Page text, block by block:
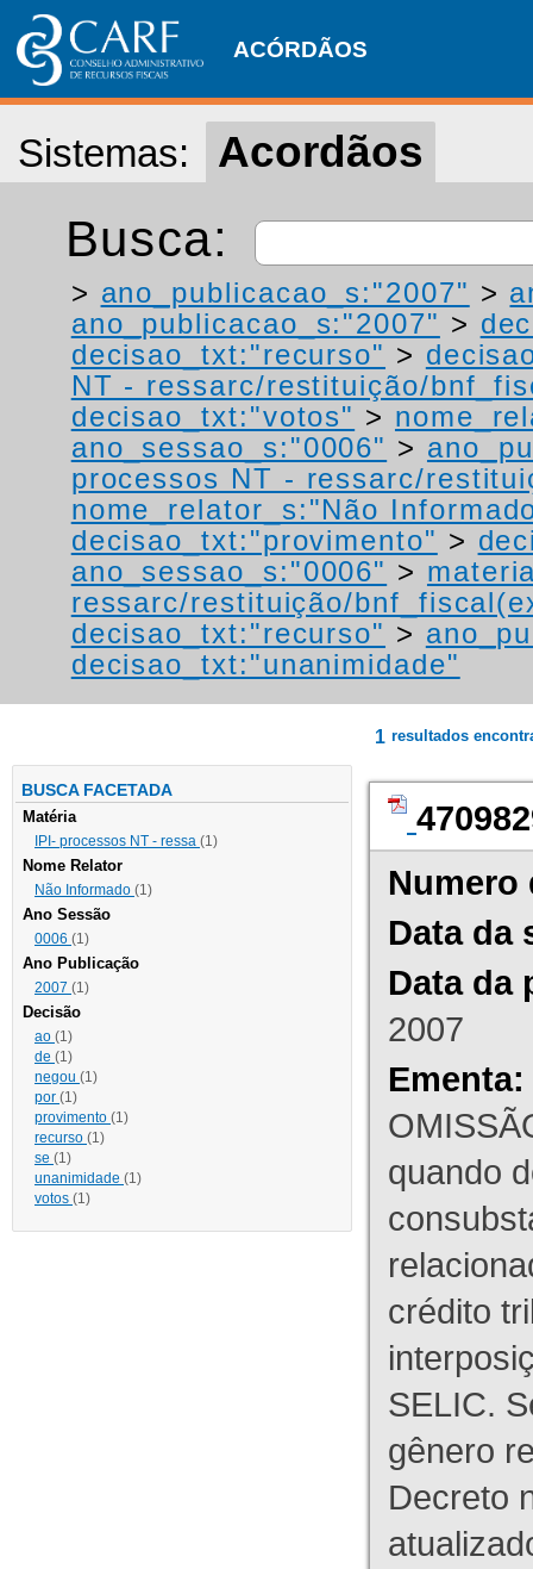
ACÓRDÃOS
Sistemas: Acordãos
Busca:
> ano_publicacao_s:"2007" >
ano_publicacao_s:"2007" >
decisao_txt:"recurso" >
NT - ressarc/restituição/
decisao_txt:"votos" >
ano_sessao_s:"0006" >
processos NT - ressarc/
nome_relator_s:"Não
decisao_txt:"provimento" >
ano_sessao_s:"0006" >
ressarc/restituição/
decisao_txt:"recurso" >
decisao_txt:"unanimidade"
BUSCA FACETADA
Matéria
IPI- processos NT - ressa (1)
Nome Relator
Não Informado (1)
Ano Sessão
0006 (1)
Ano Publicação
2007 (1)
Decisão
ao (1)
de (1)
negou (1)
por (1)
provimento (1)
recurso (1)
se (1)
unanimidade (1)
votos (1)
1 resultados
Numero
Data da
Data da
2007
Ementa:
quando
crédito
SELIC.
gênero
Decreto